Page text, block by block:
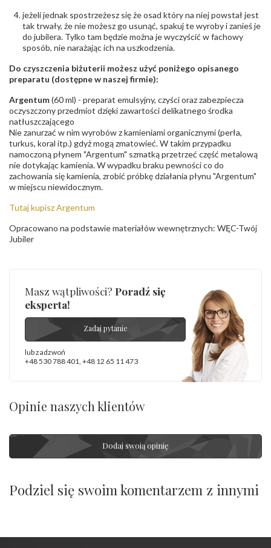
jeżeli jednak spostrzeżesz się że osad który na niej powstał jest
tak trwały, że nie możesz go usunąć, spakuj te wyroby i zanieś je
do jubilera. Tylko tam będzie można je wyczyścić w fachowy
sposób, nie narażając ich na uszkodzenia.
Do czyszczenia biżuterii możesz użyć poniżego opisanego
preparatu (dostępne w naszej firmie):
Argentum(60 ml) - preparat emulsyjny, czyści oraz zabezpiecza
oczyszczony przedmiot dzięki zawartości delikatnego środka
natłuszczającego
Nie zanurzać w nim wyrobów z kamieniami organicznymi (perła,
turkus, koral itp.) gdyż mogą zmatowieć. W takim przypadku
namoczoną płynem "Argentum" szmatką przetrzeć część metalową
nie dotykając kamienia. W wypadku braku pewności co do
zachowania się kamienia, zrobić próbkę działania płynu "Argentum"
w miejscu niewidocznym.
Tutaj kupisz Argentum
Opracowano na podstawie materiałów wewnętrznych: WĘC-Twój
Jubiler
Masz wątpliwości? Poradź się
eksperta!
Zadaj pytanie
lub zadzwoń
+48 530 788 401 +48 12 65 11 473
Opinie naszych klientów
Dodaj swoją opinię
Podziel się swoim komentarzem z innymi